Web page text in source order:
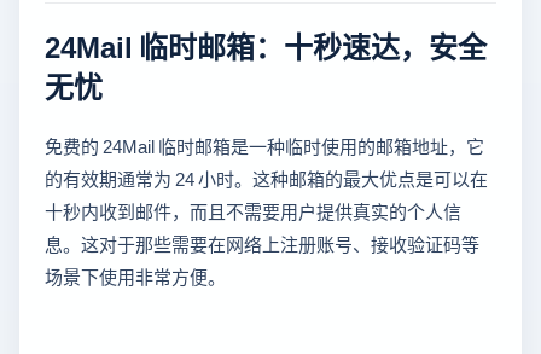
24Mail 临时邮箱：十秒速达，安全
无忧
免费的 24Mail 临时邮箱是一种临时使用的邮箱地址，它
的有效期通常为 24 小时。这种邮箱的最大优点是可以在
十秒内收到邮件，而且不需要用户提供真实的个人信
息。这对于那些需要在网络上注册账号、接收验证码等
场景下使用非常方便。